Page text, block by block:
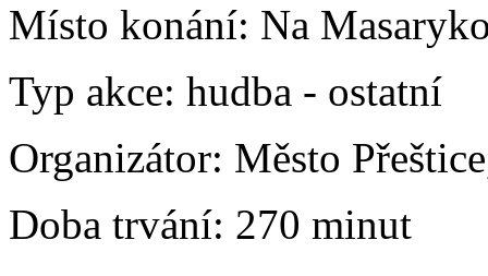
Místo konání: Na
Typ akce: hudba - ostatní
Organizátor: Město
Doba trvání: 270 minut